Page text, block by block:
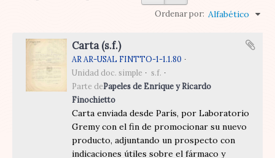
Ordenar por: Alfabético
Carta (s.f.)
AR AR-USAL FINTTO-1-1.1.80
Unidad doc. simple
s.f.
Parte dePapeles de Enrique y Ricardo
Finochietto
Carta enviada desde París, por Laboratorio
Gremy con el fin de promocionar su nuevo
producto, adjuntando un prospecto con
indicaciones útiles sobre el fármaco y